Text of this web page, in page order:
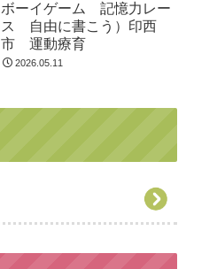
ボーイゲーム 記憶力レー
ス 自由に書こう）印西
市 運動療育
2026.05.11